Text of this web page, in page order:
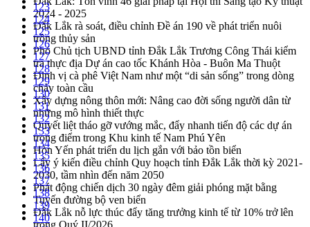
2024 - 2025
Đắk Lắk rà soát, điều chỉnh Đề án 190 về phát triển nuôi
trồng thủy sản
Phó Chủ tịch UBND tỉnh Đắk Lắk Trương Công Thái kiểm
tra thực địa Dự án cao tốc Khánh Hòa - Buôn Ma Thuột
Định vị cà phê Việt Nam như một “di sản sống” trong dòng
chảy toàn cầu
Xây dựng nông thôn mới: Nâng cao đời sống người dân từ
những mô hình thiết thực
Quyết liệt tháo gỡ vướng mắc, đẩy nhanh tiến độ các dự án
trọng điểm trong Khu kinh tế Nam Phú Yên
Hòn Yến phát triển du lịch gắn với bảo tồn biển
Lấy ý kiến điều chỉnh Quy hoạch tỉnh Đắk Lắk thời kỳ 2021-
2030, tầm nhìn đến năm 2050
Phát động chiến dịch 30 ngày đêm giải phóng mặt bằng
Tuyến đường bộ ven biển
Đắk Lắk nỗ lực thúc đẩy tăng trưởng kinh tế từ 10% trở lên
123
124
125
126
127
128
129
130
131
132
133
134
135
136
137
138
139
140